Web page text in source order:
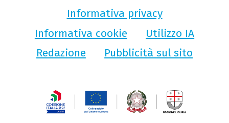
Informativa privacy
Informativa cookie
Utilizzo IA
Redazione
Pubblicità sul sito